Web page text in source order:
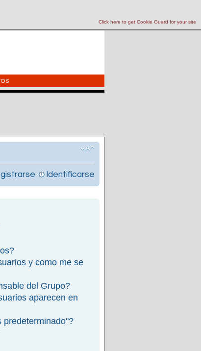
Click here to get Cookie Guard for your site
Identificarse
y como me se
del Grupo?
aparecen en
predeterminado"?